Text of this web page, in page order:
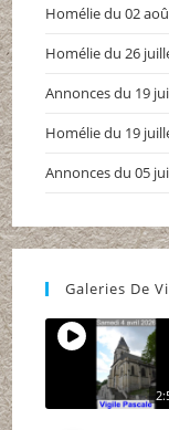
onglet
onglet
Homélie du 02
Homélie du 26
Annonces du 19
Homélie du 19
Annonces du 05
Galeries De